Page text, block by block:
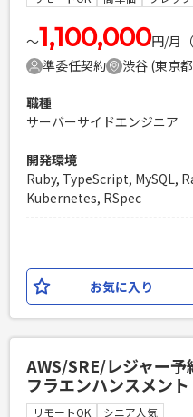
となります。
必須スキル
・Webフロントエンド開発経
経験が3年以上ある ・企画担
験がある方 ・ソフトウェア
論ができる方 ・プレイヤー
連の流れを進めることがで
深く読み解き理解すること
PHPを用いたWebサービ
〜1,100,000円/月
準委任契約
渋谷 (東京
職種
サーバーサイドエンジニア
開発環境
Ruby, TypeScript, MySQL,
Kubernetes, RSpec
利用者数No.1の有名グルメ
ムの機能開発/運用/保守をお
式リリースした新規プロダ
デザイナーと議論をしなが
などから、設計・実装・リ
きます。 勤務はリモート推
お気に入り
AWS/SRE/レジャー
フラエンハンスメント
リモートOK シニア人気